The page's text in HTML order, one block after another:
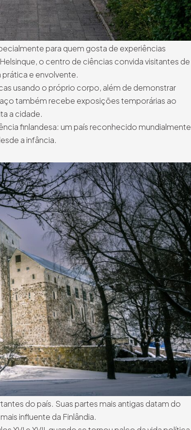
para quem gosta de experiências
o centro de ciências convida visitantes de
e envolvente.
usando o próprio corpo, além de demonstrar
também recebe exposições temporárias ao
a cidade.
finlandesa: um país reconhecido mundialmente
a infância.
do país. Suas partes mais antigas datam do
influente da Finlândia.